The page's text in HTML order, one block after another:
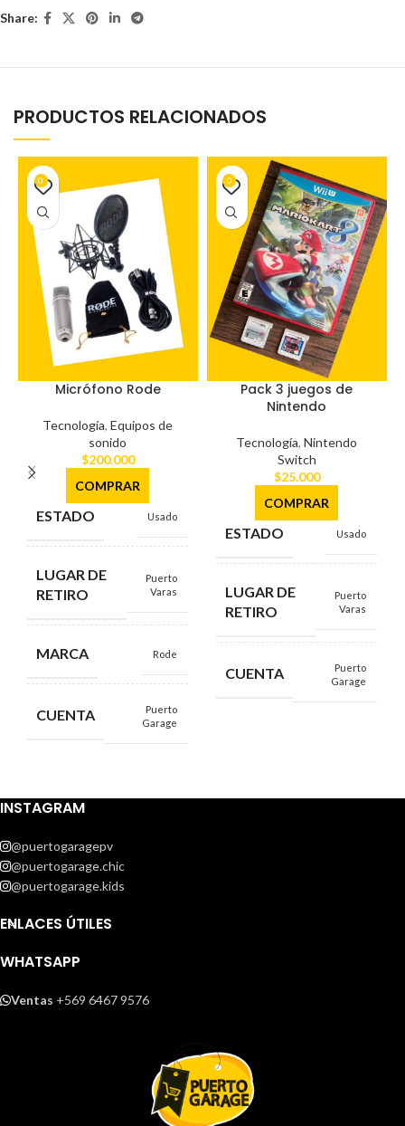
Share:
PRODUCTOS RELACIONADOS
Micrófono Rode
Tecnología,Equipos de
sonido
$200.000
COMPRAR
ESTADO Usado
LUGAR DE
RETIRO
Puerto
Varas
MARCA Rode
CUENTA
Puerto
Garage
0
Pack 3 juegos de
Nintendo
Tecnología,Nintendo
Switch
$25.000
COMPRAR
ESTADO Usado
LUGAR DE
RETIRO
Puerto
Varas
CUENTA
Puerto
Garage
0
INSTAGRAM
@puertogaragepv
@puertogarage.chic
@puertogarage.kids
ENLACES ÚTILES
WHATSAPP
Ventas +569 6467 9576